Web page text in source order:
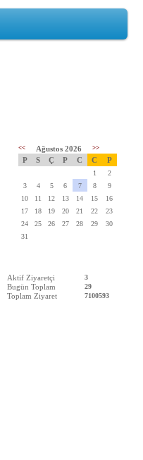
<< Ağustos 2026 >>
P S Ç P C C P
1
2
3
4 5 6 7 8
9
10
11 12 13 14 15
16
17
18 19 20 21 22
23
24
25 26 27 28 29
30
31
Aktif Ziyaretçi 3
Bugün Toplam 29
Toplam Ziyaret 7100593